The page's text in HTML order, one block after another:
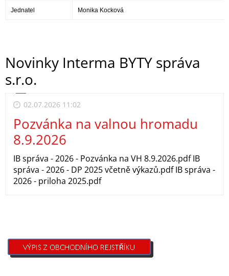
Jednatel Monika Kocková
Novinky Interma BYTY správa
s.r.o.
02.07.2026 11:02
Pozvánka na valnou hromadu
8.9.2026
IB správa - 2026 - Pozvánka na VH 8.9.2026.pdf IB
správa - 2026 - DP 2025 včetně výkazů.pdf IB správa -
2026 - priloha 2025.pdf